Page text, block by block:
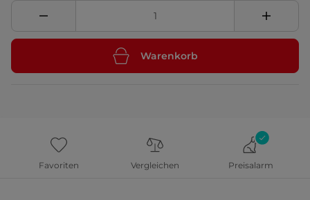
Warenkorb
Favoriten Vergleichen Preisalarm